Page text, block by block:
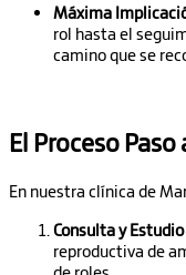
Máxima
rol hasta el
camino que se
El Proceso Paso
En nuestra clínica de
Consulta y
reproductiva de